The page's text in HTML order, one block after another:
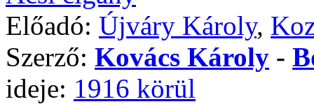
Előadó: Újváry Károly,
Szerző: Kovács Károly -
ideje: 1916 körül